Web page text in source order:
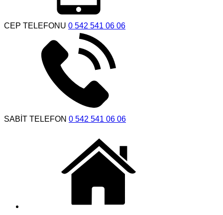
CEP TELEFONU 0 542 541 06 06
SABİT TELEFON 0 542 541 06 06